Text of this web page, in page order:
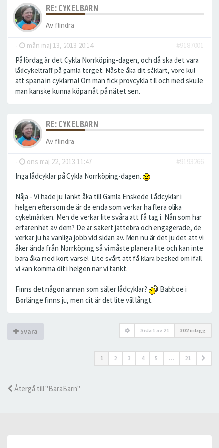
RE: CYKELBARN
Av flindra
- mån maj 13, 2013 20:14
#9187001
På lördag är det Cykla Norrköping-dagen, och då ska det vara
lådcykelträff på gamla torget. Måste åka dit såklart, vore kul
att spana in cyklarna! Om man fick provcykla till och med skulle
man kanske kunna köpa nåt på nätet sen.
RE: CYKELBARN
Av flindra
- ons maj 22, 2013 11:47
#9193266
Inga lådcyklar på Cykla Norrköping-dagen.
Nåja - Vi hade ju tänkt åka till Gamla Enskede Lådcyklar i
helgen eftersom de är de enda som verkar ha flera olika
cykelmärken. Men de verkar lite svåra att få tag i. Nån som har
erfarenhet av dem? De är säkert jättebra och engagerade, de
verkar ju ha vanliga jobb vid sidan av. Men nu är det ju det att vi
åker ända från Norrköping så vi måste planera lite och kan inte
bara åka med kort varsel. Lite svårt att få klara besked om ifall
vi kan komma dit i helgen när vi tänkt.
Finns det någon annan som säljer lådcyklar?
Babboe i
Borlänge finns ju, men dit är det lite väl långt.
Svara Sida 1 av 21 302 inlägg
1 2 3 4 5 … 21
Återgå till "BäraBarn"